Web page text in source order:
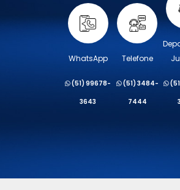
WhatsApp
(51) 99678-
3643
Telefone
(51) 3484-
7444